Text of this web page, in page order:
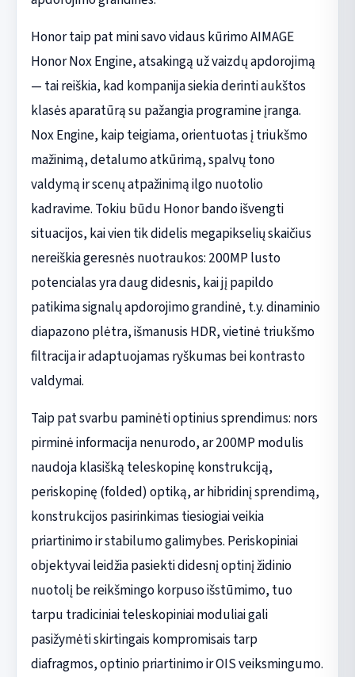
Honor taip pat mini savo vidaus kūrimo AIMAGE
Honor Nox Engine, atsakingą už vaizdų apdorojimą
— tai reiškia, kad kompanija siekia derinti aukštos
klasės aparatūrą su pažangia programine įranga.
Nox Engine, kaip teigiama, orientuotas į triukšmo
mažinimą, detalumo atkūrimą, spalvų tono
valdymą ir scenų atpažinimą ilgo nuotolio
kadravime. Tokiu būdu Honor bando išvengti
situacijos, kai vien tik didelis megapikselių skaičius
nereiškia geresnės nuotraukos: 200MP lusto
potencialas yra daug didesnis, kai jį papildo
patikima signalų apdorojimo grandinė, t.y. dinaminio
diapazono plėtra, išmanusis HDR, vietinė triukšmo
filtracija ir adaptuojamas ryškumas bei kontrasto
valdymai.
Taip pat svarbu paminėti optinius sprendimus: nors
pirminė informacija nenurodo, ar 200MP modulis
naudoja klasišką teleskopinę konstrukciją,
periskopinę (folded) optiką, ar hibridinį sprendimą,
konstrukcijos pasirinkimas tiesiogiai veikia
priartinimo ir stabilumo galimybes. Periskopiniai
objektyvai leidžia pasiekti didesnį optinį židinio
nuotolį be reikšmingo korpuso išstūmimo, tuo
tarpu tradiciniai teleskopiniai moduliai gali
pasižymėti skirtingais kompromisais tarp
diafragmos, optinio priartinimo ir OIS veiksmingumo.